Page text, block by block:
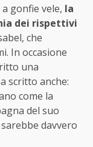
gonfie vele, la
dei rispettivi
che
In occasione
una
scritto anche:
come la
del suo
davvero